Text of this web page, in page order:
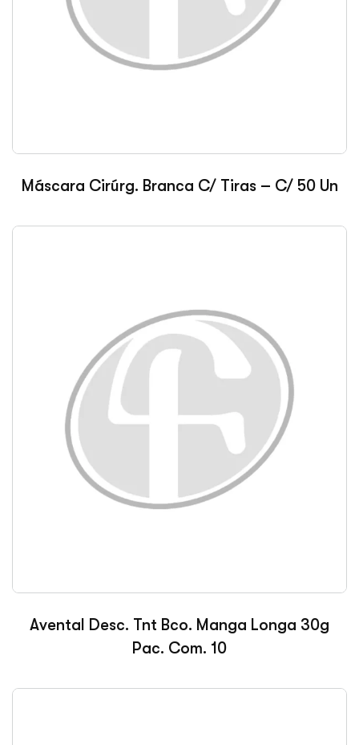
Máscara Cirúrg. Branca C/ Tiras – C/ 50 Un
Avental Desc. Tnt Bco. Manga Longa 30g
Pac. Com. 10